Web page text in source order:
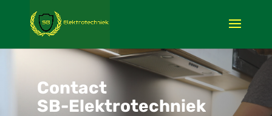
Contact
SB-Elektrotechniek